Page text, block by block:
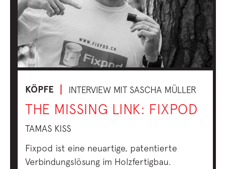
KÖPFE INTERVIEW MIT SASCHA MÜLLER
THE MISSING LINK: FIXPOD
TAMAS KISS
Fixpod ist eine neuartige, patentierte
Verbindungslösung im Holzfertigbau.